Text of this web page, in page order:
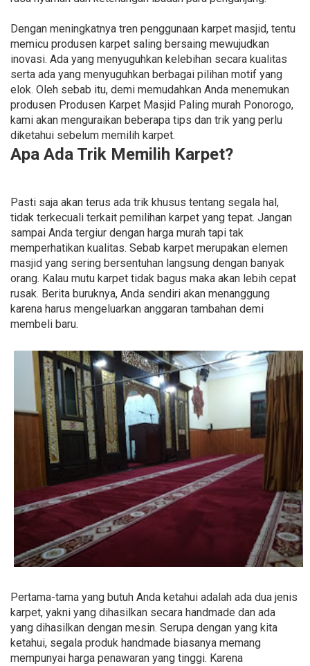
Dengan meningkatnya tren penggunaan karpet masjid, tentu
memicu produsen karpet saling bersaing mewujudkan
inovasi. Ada yang menyuguhkan kelebihan secara kualitas
serta ada yang menyuguhkan berbagai pilihan motif yang
elok. Oleh sebab itu, demi memudahkan Anda menemukan
produsen Produsen Karpet Masjid Paling murah Ponorogo,
kami akan menguraikan beberapa tips dan trik yang perlu
diketahui sebelum memilih karpet.
Apa Ada Trik Memilih Karpet?
Pasti saja akan terus ada trik khusus tentang segala hal,
tidak terkecuali terkait pemilihan karpet yang tepat. Jangan
sampai Anda tergiur dengan harga murah tapi tak
memperhatikan kualitas. Sebab karpet merupakan elemen
masjid yang sering bersentuhan langsung dengan banyak
orang. Kalau mutu karpet tidak bagus maka akan lebih cepat
rusak. Berita buruknya, Anda sendiri akan menanggung
karena harus mengeluarkan anggaran tambahan demi
membeli baru.
Pertama-tama yang butuh Anda ketahui adalah ada dua jenis
karpet, yakni yang dihasilkan secara handmade dan ada
yang dihasilkan dengan mesin. Serupa dengan yang kita
ketahui, segala produk handmade biasanya memang
mempunyai harga penawaran yang tinggi. Karena